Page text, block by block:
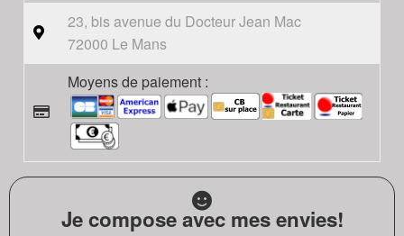
23, bis avenue du Docteur Jean Mac
72000 Le Mans
Moyens de paiement :
Je compose avec mes envies!